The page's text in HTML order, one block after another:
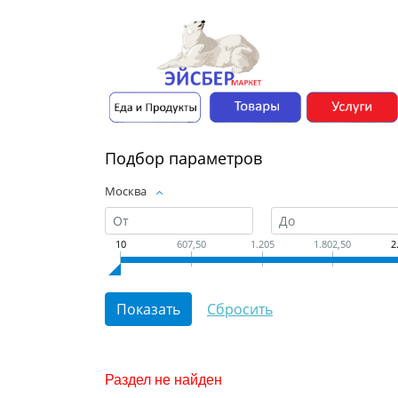
Подбор параметров
Москва
10 607,50 1.205 1.802,50
Раздел не найден